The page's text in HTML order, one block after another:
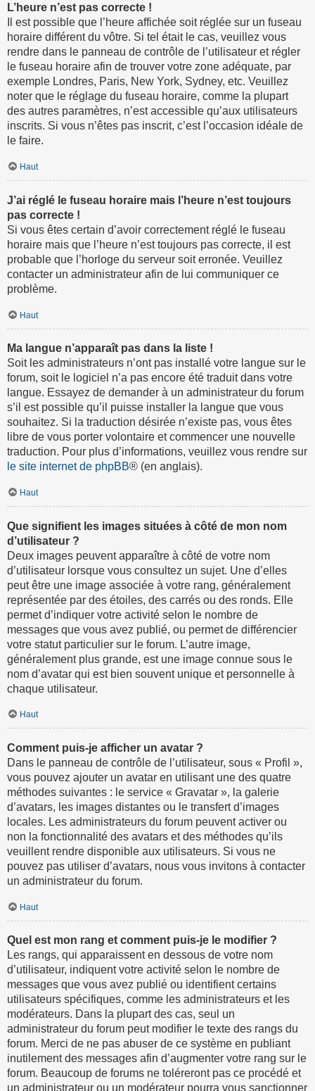
L’heure n’est pas correcte !
Il est possible que l’heure affichée soit réglée sur un fuseau
horaire différent du vôtre. Si tel était le cas, veuillez vous
rendre dans le panneau de contrôle de l’utilisateur et régler
le fuseau horaire afin de trouver votre zone adéquate, par
exemple Londres, Paris, New York, Sydney, etc. Veuillez
noter que le réglage du fuseau horaire, comme la plupart
des autres paramètres, n’est accessible qu’aux utilisateurs
inscrits. Si vous n’êtes pas inscrit, c’est l’occasion idéale de
le faire.
Haut
J’ai réglé le fuseau horaire mais l’heure n’est toujours
pas correcte !
Si vous êtes certain d’avoir correctement réglé le fuseau
horaire mais que l’heure n’est toujours pas correcte, il est
probable que l’horloge du serveur soit erronée. Veuillez
contacter un administrateur afin de lui communiquer ce
problème.
Haut
Ma langue n’apparaît pas dans la liste !
Soit les administrateurs n’ont pas installé votre langue sur le
forum, soit le logiciel n’a pas encore été traduit dans votre
langue. Essayez de demander à un administrateur du forum
s’il est possible qu’il puisse installer la langue que vous
souhaitez. Si la traduction désirée n’existe pas, vous êtes
libre de vous porter volontaire et commencer une nouvelle
traduction. Pour plus d’informations, veuillez vous rendre sur
le site internet de phpBB® (en anglais).
Haut
Que signifient les images situées à côté de mon nom
d’utilisateur ?
Deux images peuvent apparaître à côté de votre nom
d’utilisateur lorsque vous consultez un sujet. Une d’elles
peut être une image associée à votre rang, généralement
représentée par des étoiles, des carrés ou des ronds. Elle
permet d’indiquer votre activité selon le nombre de
messages que vous avez publié, ou permet de différencier
votre statut particulier sur le forum. L’autre image,
généralement plus grande, est une image connue sous le
nom d’avatar qui est bien souvent unique et personnelle à
chaque utilisateur.
Haut
Comment puis-je afficher un avatar ?
Dans le panneau de contrôle de l’utilisateur, sous « Profil »,
vous pouvez ajouter un avatar en utilisant une des quatre
méthodes suivantes : le service « Gravatar », la galerie
d’avatars, les images distantes ou le transfert d’images
locales. Les administrateurs du forum peuvent activer ou
non la fonctionnalité des avatars et des méthodes qu’ils
veuillent rendre disponible aux utilisateurs. Si vous ne
pouvez pas utiliser d’avatars, nous vous invitons à contacter
un administrateur du forum.
Haut
Quel est mon rang et comment puis-je le modifier ?
Les rangs, qui apparaissent en dessous de votre nom
d’utilisateur, indiquent votre activité selon le nombre de
messages que vous avez publié ou identifient certains
utilisateurs spécifiques, comme les administrateurs et les
modérateurs. Dans la plupart des cas, seul un
administrateur du forum peut modifier le texte des rangs du
forum. Merci de ne pas abuser de ce système en publiant
inutilement des messages afin d’augmenter votre rang sur le
forum. Beaucoup de forums ne toléreront pas ce procédé et
un administrateur ou un modérateur pourra vous sanctionner